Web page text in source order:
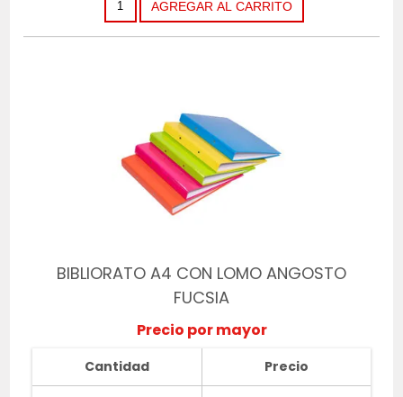
BIBLIORATO A4 CON LOMO ANGOSTO
FUCSIA
Precio por mayor
Cantidad Precio